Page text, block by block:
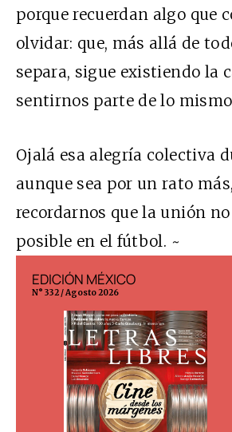
porque recuerdan algo que
olvidar: que, más allá de
separa, sigue existiendo la
sentirnos parte de lo
Ojalá esa alegría colectiva
aunque sea por un rato
recordarnos que la unión
posible en el fútbol. ~
EDICIÓN MÉXICO
N° 332 / Agosto 2026